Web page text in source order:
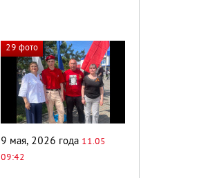
29 фото
9 мая, 2026 года 11.05
09:42